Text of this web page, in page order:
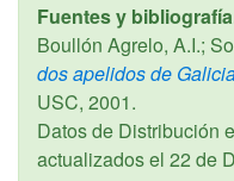
Fuentes y
Boullón Agrelo, A.I.;
dos apelidos de
USC, 2001.
Datos de Distribución
actualizados el 22 de